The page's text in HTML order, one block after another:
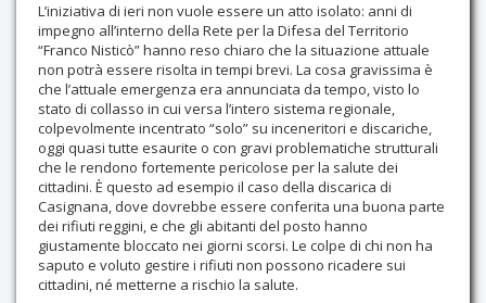
L’iniziativa di ieri non vuole essere un atto isolato: anni di
impegno all’interno della Rete per la Difesa del Territorio
“Franco Nisticò” hanno reso chiaro che la situazione attuale
non potrà essere risolta in tempi brevi. La cosa gravissima è
che l’attuale emergenza era annunciata da tempo, visto lo
stato di collasso in cui versa l’intero sistema regionale,
colpevolmente incentrato “solo” su inceneritori e discariche,
oggi quasi tutte esaurite o con gravi problematiche strutturali
che le rendono fortemente pericolose per la salute dei
cittadini. È questo ad esempio il caso della discarica di
Casignana, dove dovrebbe essere conferita una buona parte
dei rifiuti reggini, e che gli abitanti del posto hanno
giustamente bloccato nei giorni scorsi. Le colpe di chi non ha
saputo e voluto gestire i rifiuti non possono ricadere sui
cittadini, né metterne a rischio la salute.